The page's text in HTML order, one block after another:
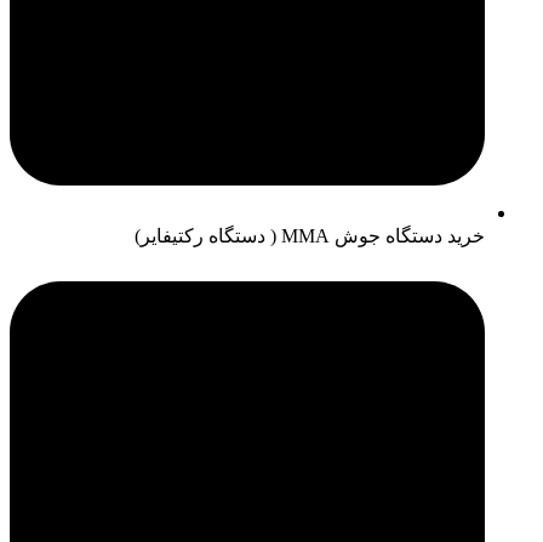
خرید دستگاه جوش MMA ( دستگاه رکتیفایر)